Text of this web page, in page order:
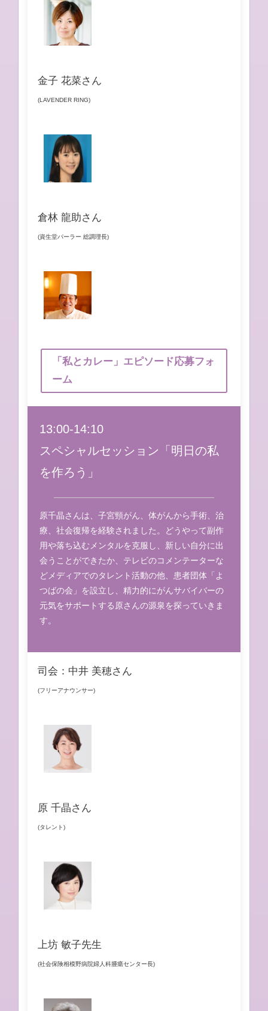
金子 花菜さん
(LAVENDER RING)
倉林 龍助さん
(資生堂パーラー 総調理長)
「私とカレー」エピソード応募フォ
ーム
13:00-14:10
スペシャルセッション「明日の私
を作ろう」
原千晶さんは、子宮頸がん、体がんから手術、治
療、社会復帰を経験されました。どうやって副作
用や落ち込むメンタルを克服し、新しい自分に出
会うことができたか、テレビのコメンテーターな
どメディアでのタレント活動の他、患者団体「よ
つばの会」を設立し、精力的にがんサバイバーの
元気をサポートする原さんの源泉を探っていきま
す。
司会：中井 美穂さん
(フリーアナウンサー)
原 千晶さん
(タレント)
上坊 敏子先生
(社会保険相模野病院婦人科腫瘍センター長)